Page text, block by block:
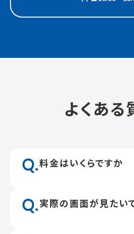
よくある
Q.料金はいくらですか
Q.実際の画面が見たい